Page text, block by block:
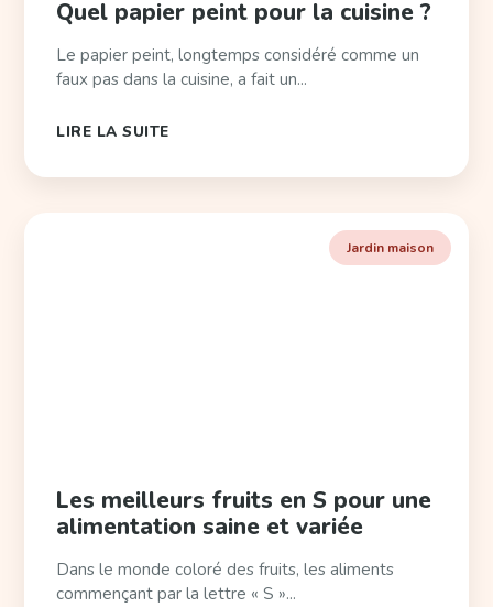
Quel papier peint pour la cuisine ?
Le papier peint, longtemps considéré comme un
faux pas dans la cuisine, a fait un...
LIRE LA SUITE
Jardin maison
Les meilleurs fruits en S pour une
alimentation saine et variée
Dans le monde coloré des fruits, les aliments
commençant par la lettre « S »...